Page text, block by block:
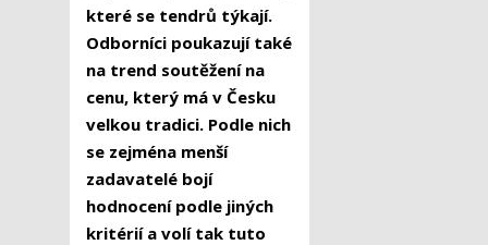
které se tendrů týkají.
Odborníci poukazují také
na trend soutěžení na
cenu, který má v Česku
velkou tradici. Podle nich
se zejména menší
zadavatelé bojí
hodnocení podle jiných
kritérií a volí tak tuto